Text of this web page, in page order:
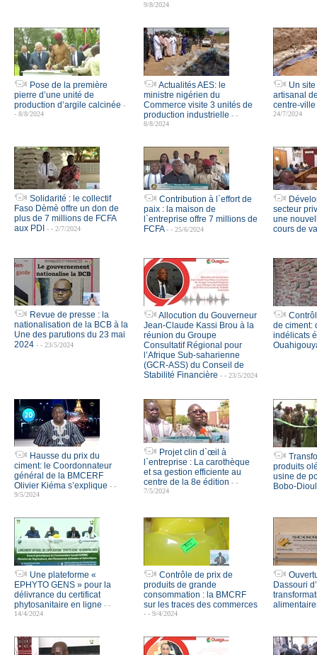
9/8/2024
Pose de la première
pierre d’une unité de
production d’argile calcinée -
- 8/8/2024
Actualités AES: le
ministre nigérien du
Commerce visite 3 unités de
production industrielle - -
8/8/2024
Un
artisanal
centre-
24/7/2024
Solidarité : le collectif
Faso Dèmè offre un don de
plus de 7 millions de FCFA
aux PDI
- - 2/7/2024
Contribution à l`effort de
paix : la maison de
l`entreprise offre 7 millions de
FCFA - - 25/6/2024
secteur
une
cours de
Revue de presse : la
nationalisation de la BCB à la
Une des parutions du 23 mai
2024 - - 23/5/2024
Allocution du Gouverneur
Jean-Claude Kassi Brou à la
réunion du Groupe
Consultatif Régional pour
l’Afrique Sub-saharienne
(GCR-ASS) du Conseil de
Stabilité Financière - - 23/5/2024
de ciment:
indélicats
Hausse du prix du
ciment: le Coordonnateur
général de la BMCERF
Olivier Kiéma s’explique - -
9/5/2024
Projet clin d`œil à
l`entreprise : La carothèque
et sa gestion efficiente au
centre de la 8e édition - -
7/5/2024
produits
usine de
Bobo-
Une plateforme «
EPHYTO GENS » pour la
délivrance du certificat
phytosanitaire en ligne - -
14/4/2024
Contrôle de prix de
produits de grande
consommation : la BMCRF
sur les traces des commerces
- - 9/4/2024
Dassouri